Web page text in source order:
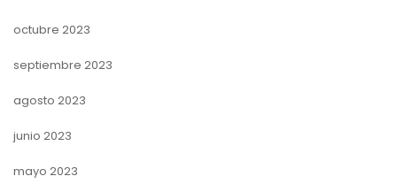
octubre 2023
septiembre 2023
agosto 2023
junio 2023
mayo 2023